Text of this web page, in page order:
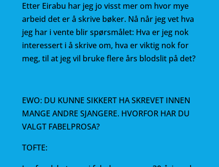
Etter Eirabu har jeg jo visst mer om hvor mye
arbeid det er å skrive bøker. Nå når jeg vet hva
jeg har i vente blir spørsmålet: Hva er jeg nok
interessert i å skrive om, hva er viktig nok for
meg, til at jeg vil bruke flere års blodslit på det?
EWO: DU KUNNE SIKKERT HA SKREVET INNEN
MANGE ANDRE SJANGERE. HVORFOR HAR DU
VALGT FABELPROSA?
TOFTE: